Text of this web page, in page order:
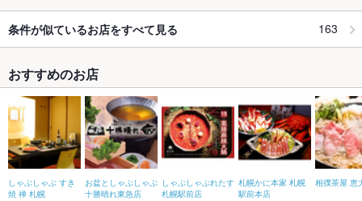
条件が似ているお店をすべて見る 163
おすすめのお店
しゃぶしゃぶ すき
焼 禅 札幌
お盆としゃぶしゃぶ
十勝晴れ東急店
しゃぶしゃぶれたす
札幌駅前店
札幌かに本家 札幌
駅前本店
相撲茶屋 恵